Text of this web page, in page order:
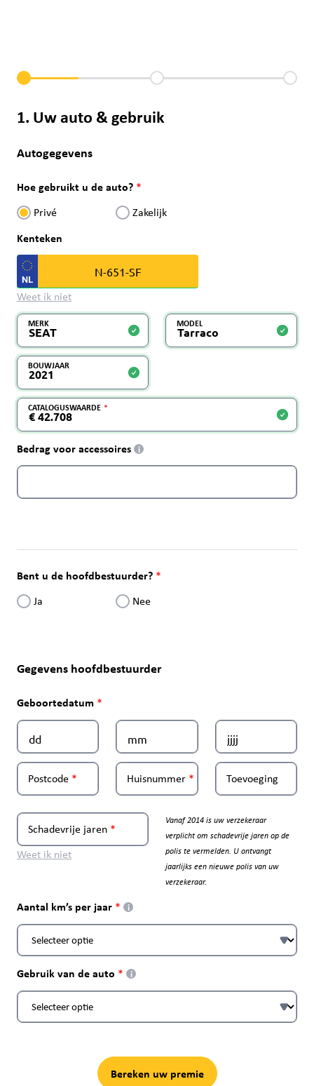
1. Uw auto & gebruik
Autogegevens
Hoe gebruikt u de auto?
Privé Zakelijk
Kenteken
Weet ik niet
MERK MODEL
BOUWJAAR
CATALOGUSWAARDE
Bedrag voor accessoires i
Bent u de hoofdbestuurder?
Ja Nee
Gegevens hoofdbestuurder
Geboortedatum
Postcode Huisnummer Toevoeging
Schadevrije jaren
Weet ik niet
Vanaf 2014 is uw verzekeraar
verplicht om schadevrije jaren op de
polis te vermelden. U ontvangt
jaarlijks een nieuwe polis van uw
verzekeraar.
Aantal km’s per jaar i
Gebruik van de auto i
Bereken uw premie